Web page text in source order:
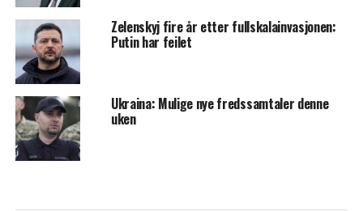
Zelenskyj fire år etter fullskalainvasjonen:
Putin har feilet
Ukraina: Mulige nye fredssamtaler denne
uken